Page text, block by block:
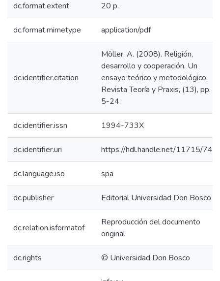
dc.format.extent 20 p.
dc.format.mimetype application/pdf
dc.identifier.citation
Möller, A. (2008). Religión,
desarrollo y cooperación. Un
ensayo teórico y metodológico.
Revista Teoría y Praxis, (13), pp.
5-24.
dc.identifier.issn 1994-733X
dc.identifier.uri https://hdl.handle.net/11715/743
dc.language.iso spa
dc.publisher Editorial Universidad Don Bosco
dc.relation.isformatof
Reproducción del documento
original
dc.rights © Universidad Don Bosco